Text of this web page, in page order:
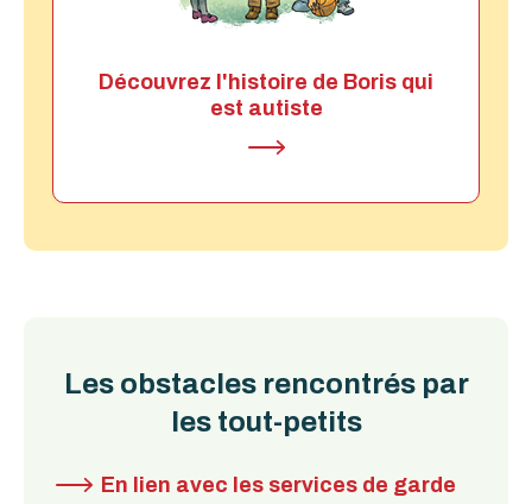
Découvrez l'histoire de Boris qui
est autiste
Les obstacles rencontrés par
les tout-petits
En lien avec les services de garde